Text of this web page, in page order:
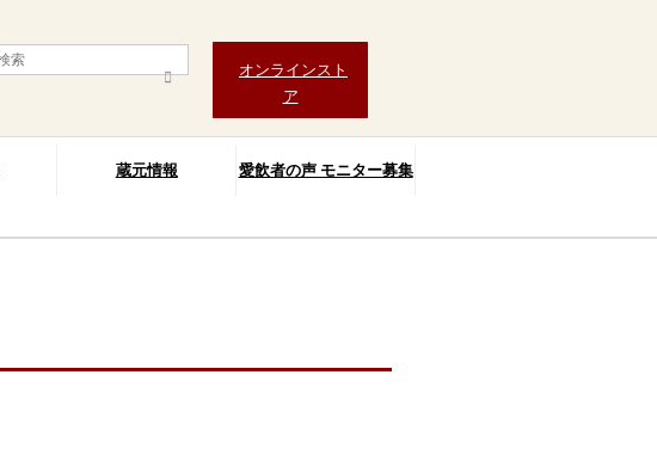
オンラインスト
ア
蔵元情報 愛飲者の声 モニター募集